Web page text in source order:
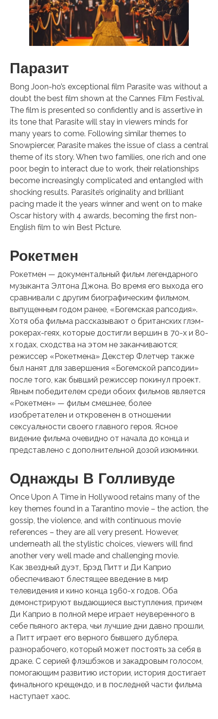
Паразит
Bong Joon-ho’s exceptional film Parasite was without a
doubt the best film shown at the Cannes Film Festival.
The film is presented so confidently and is assertive in
its tone that Parasite will stay in viewers minds for
many years to come. Following similar themes to
Snowpiercer, Parasite makes the issue of class a central
theme of its story. When two families, one rich and one
poor, begin to interact due to work, their relationships
become increasingly complicated and entangled with
shocking results. Parasite’s originality and brilliant
pacing made it the years winner and went on to make
Oscar history with 4 awards, becoming the first non-
English film to win Best Picture.
Рокетмен
Рокетмен — документальный фильм легендарного
музыканта Элтона Джона. Во время его выхода его
сравнивали с другим биографическим фильмом,
выпущенным годом ранее, «Богемская рапсодия».
Хотя оба фильма рассказывают о британских глэм-
рокерах-геях, которые достигли вершин в 70-х и 80-
х годах, сходства на этом не заканчиваются;
режиссер «Рокетмена» Декстер Флетчер также
был нанят для завершения «Богемской рапсодии»
после того, как бывший режиссер покинул проект.
Явным победителем среди обоих фильмов является
«Рокетмен» — фильм смешнее, более
изобретателен и откровенен в отношении
сексуальности своего главного героя. Ясное
видение фильма очевидно от начала до конца и
представлено с дополнительной дозой изюминки.
Однажды В Голливуде
Once Upon A Time in Hollywood retains many of the
key themes found in a Tarantino movie – the action, the
gossip, the violence, and with continuous movie
references – they are all very present. However,
underneath all the stylistic choices, viewers will find
another very well made and challenging movie.
Как звездный дуэт, Брэд Питт и Ди Каприо
обеспечивают блестящее введение в мир
телевидения и кино конца 1960-х годов. Оба
демонстрируют выдающиеся выступления, причем
Ди Каприо в полной мере играет неуверенного в
себе пьяного актера, чьи лучшие дни давно прошли,
а Питт играет его верного бывшего дублера,
разнорабочего, который может постоять за себя в
драке. С серией флэшбэков и закадровым голосом,
помогающим развитию истории, история достигает
финального крещендо, и в последней части фильма
наступает хаос.